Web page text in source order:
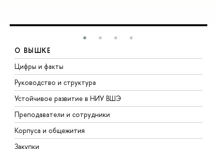
О ВЫШКЕ
Цифры и факты
Руководство и структура
Устойчивое развитие в НИУ ВШЭ
Преподаватели и сотрудники
Корпуса и общежития
Закупки